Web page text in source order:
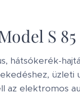
S 85
hátsókerék-
üzleti
az elektromos